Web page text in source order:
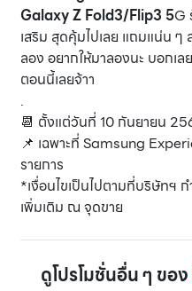
Galaxy Z Fold3/Flip3 5G
เสริม สุดคุ้มไปเลย แถมแน่น
ลอง อยากให้มาลองนะ บอกเ
ตอนนี้เลยจ้าา
.
📆 ตั้งแต่วันที่ 10 กันยายน
📌 เฉพาะที่ Samsung
รายการ
*เงื่อนไขเป็นไปตามที่บริษัทฯ
เพิ่มเติม ณ จุดขาย
ดูโปรโมชั่นอื่น ๆ ของ